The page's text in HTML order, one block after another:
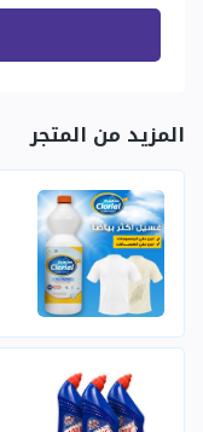
المزيد من المتجر